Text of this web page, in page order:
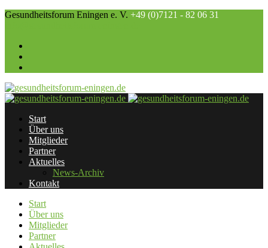
Gesundheitsforum Eningen e. V. +49 (0)7121 - 82 06 31
Start
Über uns
Mitglieder
Partner
Aktuelles
News-Archiv
Kontakt
Start
Über uns
Mitglieder
Partner